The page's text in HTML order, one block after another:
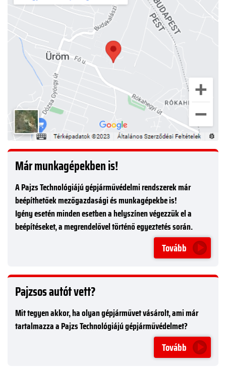
Már munkagépekben is!
A Pajzs Technológiájú gépjárművédelmi rendszerek már
beépíthetőek mezőgazdasági és munkagépekbe is!
Igény esetén minden esetben a helyszínen végezzük el a
beépítéseket, a megrendelővel történő egyeztetés során.
Tovább
Pajzsos autót vett?
Mit tegyen akkor, ha olyan gépjárművet vásárolt, ami már
tartalmazza a Pajzs Technológiájú gépjárművédelmet?
Tovább